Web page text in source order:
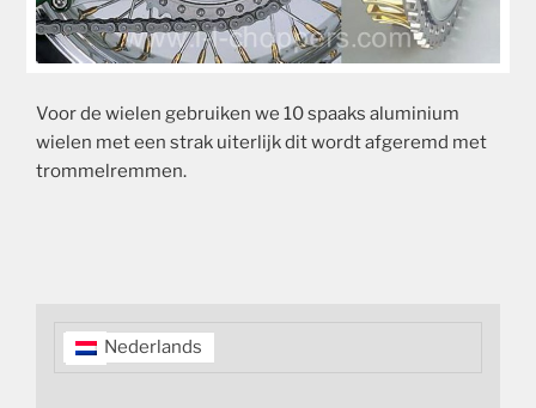
Voor de wielen gebruiken we 10 spaaks aluminium
wielen met een strak uiterlijk dit wordt afgeremd met
trommelremmen.
Nederlands